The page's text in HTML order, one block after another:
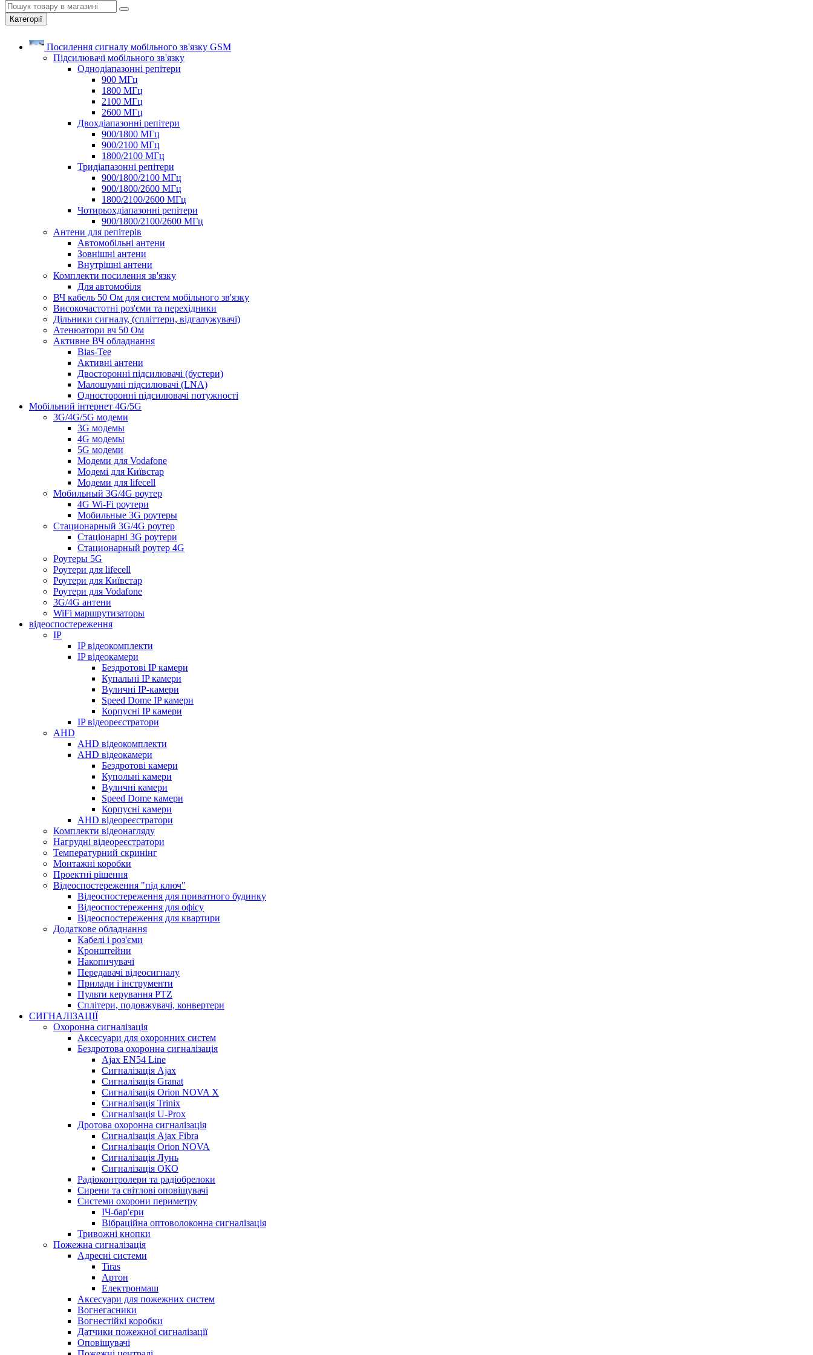
Категорії
Посилення сигналу мобільного зв'язку GSM
Підсилювачі мобільного зв'язку
Однодіапазонні репітери
900 МГц
1800 МГц
2100 МГц
2600 МГц
Двохдіапазонні репітери
900/1800 МГц
900/2100 МГц
1800/2100 МГц
Тридіапазонні репітери
900/1800/2100 МГц
900/1800/2600 МГц
1800/2100/2600 МГц
Чотирьохдіапазонні репітери
900/1800/2100/2600 МГц
Антени для репітерів
Автомобільні антени
Зовнішні антени
Внутрішні антени
Комплекти посилення зв'язку
Для автомобіля
ВЧ кабель 50 Ом для систем мобільного зв'язку
Високочастотні роз'єми та перехідники
Дільники сигналу, (спліттери, відгалужувачі)
Атенюатори вч 50 Ом
Активне ВЧ обладнання
Bias-Tee
Активні антени
Двосторонні підсилювачі (бустери)
Малошумні підсилювачі (LNA)
Односторонні підсилювачі потужності
Мобільний інтернет 4G/5G
3G/4G/5G модеми
3G модемы
4G модемы
5G модеми
Модеми для Vodafone
Модемі для Київстар
Модеми для lifecell
Мобильный 3G/4G роутер
4G Wi-Fi роутери
Мобильные 3G роутеры
Стационарный 3G/4G роутер
Стаціонарні 3G роутери
Стационарный роутер 4G
Роутеры 5G
Роутери для lifecell
Роутери для Київстар
Роутери для Vodafone
3G/4G антени
WiFi маршрутизаторы
відеоспостереження
IP
IP відеокомплекти
IP відеокамери
Бездротові IP камери
Купальні IP камери
Вуличні IP-камери
Speed Dome IP камери
Корпусні IP камери
IP відеореєстратори
AHD
AHD відеокомплекти
AHD відеокамери
Бездротові камери
Купольні камери
Вуличні камери
Speed Dome камери
Корпусні камери
AHD відеореєстратори
Комплекти відеонагляду
Нагрудні відеореєстратори
Температурний скринінг
Монтажні коробки
Проектні рішення
Відеоспостереження "під ключ"
Відеоспостереження для приватного будинку
Відеоспостереження для офісу
Відеоспостереження для квартири
Додаткове обладнання
Кабелі і роз'єми
Кронштейни
Накопичувачі
Передавачі відеосигналу
Прилади і інструменти
Пульти керування PTZ
Сплітери, подовжувачі, конвертери
СИГНАЛІЗАЦІЇ
Охоронна сигналізація
Аксесуари для охоронних систем
Бездротова охоронна сигналізація
Ajax EN54 Line
Сигналізація Ajax
Сигналізація Granat
Сигналізація Orion NOVA X
Сигналізація Trinix
Сигналізація U-Prox
Дротова охоронна сигналізація
Сигналізація Ajax Fibra
Сигналізація Orion NOVA
Сигналізація Лунь
Сигналізація ОКО
Радіоконтролери та радіобрелоки
Сирени та світлові оповіщувачі
Системи охорони периметру
ІЧ-бар'єри
Вібраційна оптоволоконна сигналізація
Тривожні кнопки
Пожежна сигналізація
Адресні системи
Tiras
Артон
Електронмаш
Аксесуари для пожежних систем
Вогнегасники
Вогнестійкі коробки
Датчики пожежної сигналізації
Оповіщувачі